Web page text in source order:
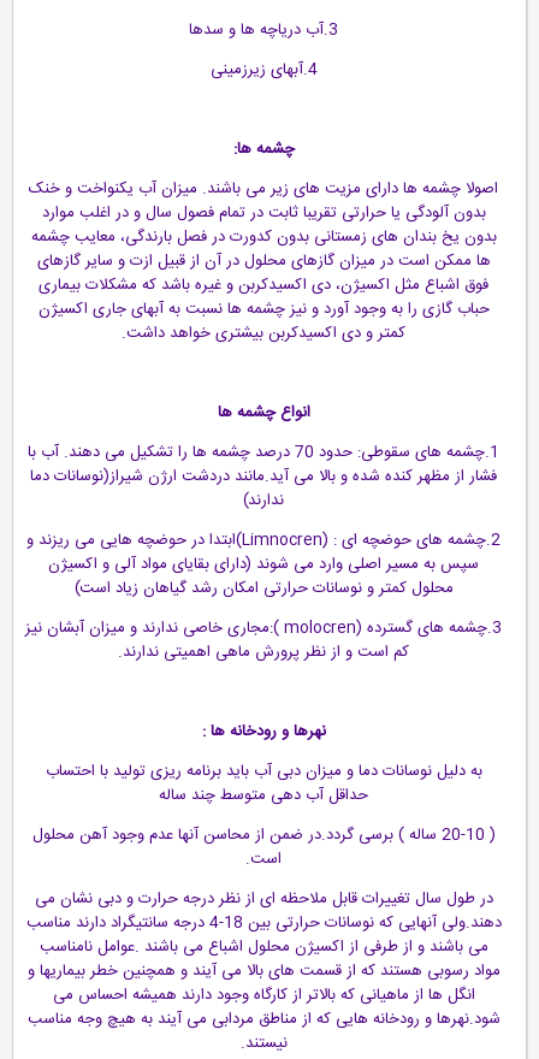
چشمه ها:
اصولا چشمه ها دارای مزیت های زیر می باشند. میزان آب یکنواخت و خنک
بدون آلودگی یا حرارتی تقریبا ثابت در تمام فصول سال و در اغلب موارد
بدون یخ بندان های زمستانی بدون کدورت در فصل بارندگی، معایب چشمه
ها ممکن است در میزان گازهای محلول در آن از قبیل ازت و سایر گازهای
فوق اشباع مثل اکسیژن، دی اکسیدکربن و غیره باشد که مشکلات بیماری
حباب گازی را به وجود آورد و نیز چشمه ها نسبت به آبهای جاری اکسیژن
کمتر و دی اکسیدکربن بیشتری خواهد داشت.
انواع چشمه ها
1.چشمه های سقوطی: حدود 70 درصد چشمه ها را تشکیل می دهند. آب با
فشار از مظهر کنده شده و بالا می آید.مانند دردشت ارژن شیراز(نوسانات دما
ندارند)
2.چشمه های حوضچه ای : (Limnocren)ابتدا در حوضچه هایی می ریزند و
سپس به مسیر اصلی وارد می شوند (دارای بقایای مواد آلی و اکسیژن
محلول کمتر و نوسانات حرارتی امکان رشد گیاهان زیاد است)
3.چشمه های گسترده (molocren ):مجاری خاصی ندارند و میزان آبشان نیز
کم است و از نظر پرورش ماهی اهمیتی ندارند.
نهرها و رودخانه ها :
به دلیل نوسانات دما و میزان دبی آب باید برنامه ریزی تولید با احتساب
حداقل آب دهی متوسط چند ساله
( 20-10 ساله ) برسی گردد.در ضمن از محاسن آنها عدم وجود آهن محلول
است.
در طول سال تغییرات قابل ملاحظه ای از نظر درجه حرارت و دبی نشان می
دهند.ولی آنهایی که نوسانات حرارتی بین 18-4 درجه سانتیگراد دارند مناسب
می باشند و از طرفی از اکسیژن محلول اشباع می باشند .عوامل نامناسب
مواد رسوبی هستند که از قسمت های بالا می آیند و همچنین خطر بیماریها و
انگل ها از ماهیانی که بالاتر از کارگاه وجود دارند همیشه احساس می
شود.نهرها و رودخانه هایی که از مناطق مردابی می آیند به هیچ وجه مناسب
نیستند.